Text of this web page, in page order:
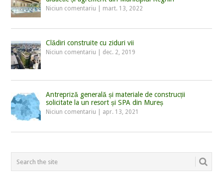
Niciun comentariu mart. 13, 2022
Clădiri construite cu ziduri vii
Niciun comentariu dec. 2, 2019
Antrepriză generală și materiale de construcții
solicitate la un resort și SPA din Mureș
Niciun comentariu apr. 13, 2021